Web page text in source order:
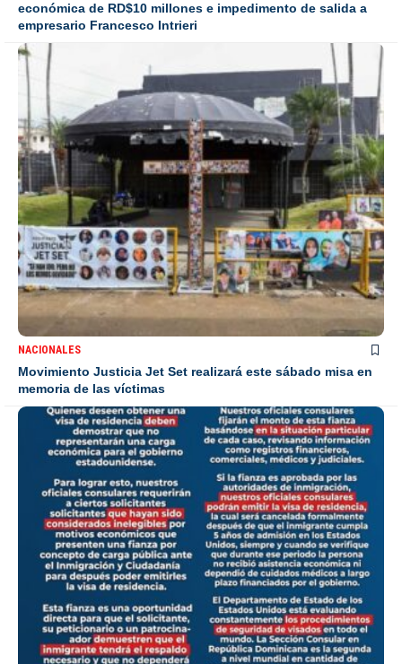
económica de RD$10 millones e impedimento de salida a
empresario Francesco Intrieri
NACIONALES
Movimiento Justicia Jet Set realizará este sábado misa en
memoria de las víctimas